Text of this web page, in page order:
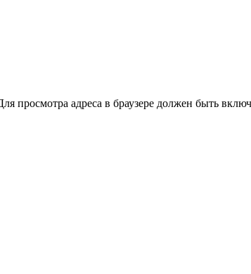
просмотра адреса в браузере должен быть